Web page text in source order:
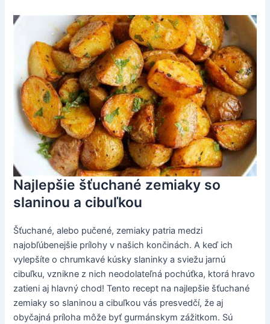
Najlepšie šťuchané zemiaky so
slaninou a cibuľkou
Šťuchané, alebo pučené, zemiaky patria medzi
najobľúbenejšie prílohy v našich končinách. A keď ich
vylepšíte o chrumkavé kúsky slaninky a sviežu jarnú
cibuľku, vznikne z nich neodolateľná pochúťka, ktorá hravo
zatieni aj hlavný chod! Tento recept na najlepšie šťuchané
zemiaky so slaninou a cibuľkou vás presvedčí, že aj
obyčajná príloha môže byť gurmánskym zážitkom. Sú